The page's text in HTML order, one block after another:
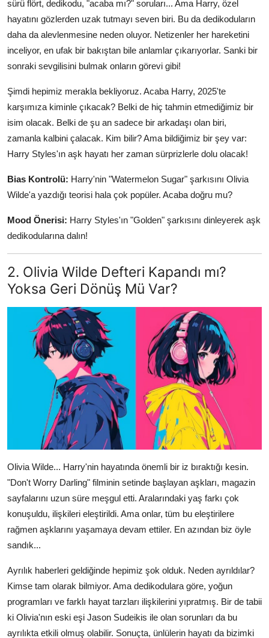
sürü flört, dedikodu, "acaba mı?" soruları... Ama Harry, özel
hayatını gözlerden uzak tutmayı seven biri. Bu da dedikoduların
daha da alevlenmesine neden oluyor. Netizenler her hareketini
inceliyor, en ufak bir bakıştan bile anlamlar çıkarıyorlar. Sanki bir
sonraki sevgilisini bulmak onların görevi gibi!
Şimdi hepimiz merakla bekliyoruz. Acaba Harry, 2025'te
karşımıza kiminle çıkacak? Belki de hiç tahmin etmediğimiz bir
isim olacak. Belki de şu an sadece bir arkadaşı olan biri,
zamanla kalbini çalacak. Kim bilir? Ama bildiğimiz bir şey var:
Harry Styles'ın aşk hayatı her zaman sürprizlerle dolu olacak!
Bias Kontrolü: Harry'nin "Watermelon Sugar" şarkısını Olivia
Wilde'a yazdığı teorisi hala çok popüler. Acaba doğru mu?
Mood Önerisi: Harry Styles'ın "Golden" şarkısını dinleyerek aşk
dedikodularına dalın!
2. Olivia Wilde Defteri Kapandı mı?
Yoksa Geri Dönüş Mü Var?
Olivia Wilde... Harry'nin hayatında önemli bir iz bıraktığı kesin.
"Don't Worry Darling" filminin setinde başlayan aşkları, magazin
sayfalarını uzun süre meşgul etti. Aralarındaki yaş farkı çok
konuşuldu, ilişkileri eleştirildi. Ama onlar, tüm bu eleştirilere
rağmen aşklarını yaşamaya devam ettiler. En azından biz öyle
sandık...
Ayrılık haberleri geldiğinde hepimiz şok olduk. Neden ayrıldılar?
Kimse tam olarak bilmiyor. Ama dedikodulara göre, yoğun
programları ve farklı hayat tarzları ilişkilerini yıpratmış. Bir de tabii
ki Olivia'nın eski eşi Jason Sudeikis ile olan sorunları da bu
ayrılıkta etkili olmuş olabilir. Sonuçta, ünlülerin hayatı da bizimki